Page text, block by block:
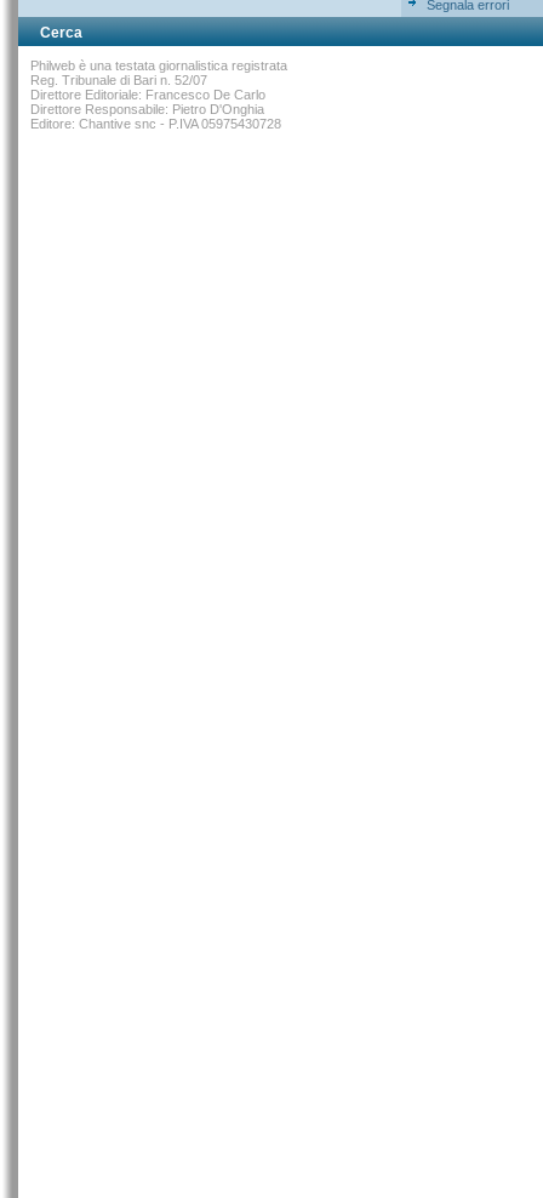
Segnala errori
Cerca
Philweb è una testata giornalistica registrata
Reg. Tribunale di Bari n. 52/07
Direttore Editoriale: Francesco De Carlo
Direttore Responsabile: Pietro D'Onghia
Editore: Chantive snc - P.IVA 05975430728